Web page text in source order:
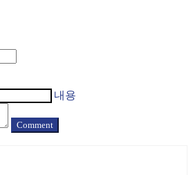
내용
Comment